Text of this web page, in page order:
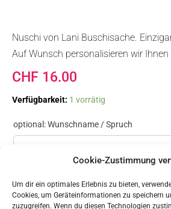
Cookie-Zustimmung
Um dir ein optimales Erlebnis zu bieten,
Cookies, um Geräteinformationen zu speichern
zuzugreifen. Wenn du diesen Technologien
Nuschi von Lani Buschisache.
Auf Wunsch personalisieren wir Ihnen
CHF 16.00
Verfügbarkeit: 1 vorrätig
optional: Wunschname / Spruch
Nuschi
Menge
In den Warenkorb